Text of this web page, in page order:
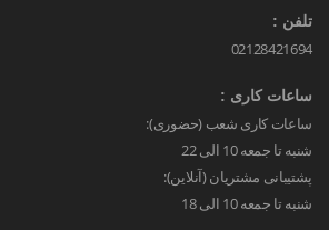
تلفن :
02128421694
ساعات کاری :
ساعات کاری شعب (حضوری):
شنبه تا جمعه 10 الی 22
پشتیبانی مشتریان (آنلاین):
شنبه تا جمعه 10 الی 18